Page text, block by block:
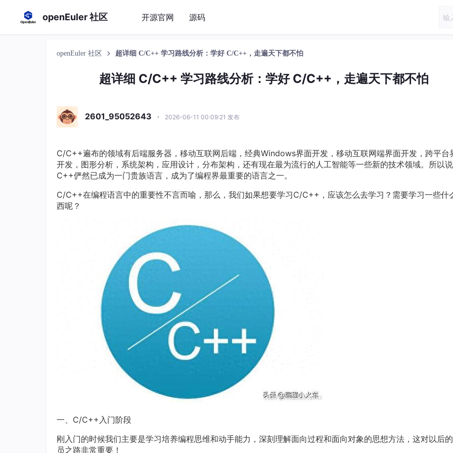
openEuler 社区 开源官网 源码
openEuler 社区 超详细 C/C++ 学习路线分析：学好 C/C++，走遍天下都不怕
超详细 C/C++ 学习路线分析：学好 C/C++，走遍天下都不怕
2601_95052643 · 2026-06-11 00:09:21 发布
C/C++遍布的领域有后端服务器，移动互联网后端，经典Windows界面开发，移动互联网端界面开发，跨平台
开发，图形分析，系统架构，应用设计，分布架构，还有现在最为流行的人工智能等一些新的技术领域。所以
C++俨然已成为一门贵族语言，成为了编程界最重要的语言之一。
C/C++在编程语言中的重要性不言而喻，那么，我们如果想要学习C/C++，应该怎么去学习？需要学习一些什
西呢？
一、C/C++入门阶段
刚入门的时候我们主要是学习培养编程思维和动手能力，深刻理解面向过程和面向对象的思想方法，这对以后
员之路非常重要！